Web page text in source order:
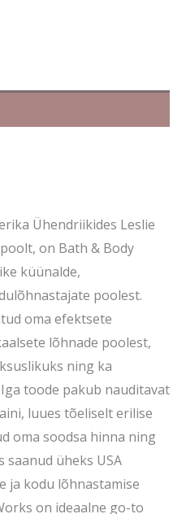
Ühendriikides Leslie
on Bath & Body
küünalde,
poolest.
oma efektsete
lõhnade poolest,
ning ka
toode pakub nauditavat
luues tõeliselt erilise
oma soodsa hinna ning
üheks USA
ja kodu lõhnastamise
on ideaalne go-to